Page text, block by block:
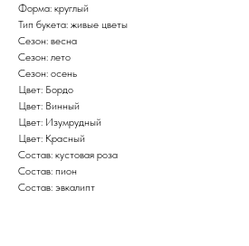
Форма: круглый
Тип букета: живые цветы
Сезон: весна
Сезон: лето
Сезон: осень
Цвет: Бордо
Цвет: Винный
Цвет: Изумрудный
Цвет: Красный
Состав: кустовая роза
Состав: пион
Состав: эвкалипт